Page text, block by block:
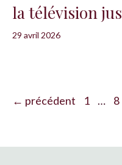
la télévision
29 avril 2026
← précédent Page
1 … 8